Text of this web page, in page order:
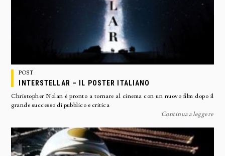
POST
INTERSTELLAR – IL POSTER ITALIANO
Christopher Nolan è pronto a tornare al cinema con un nuovo film dopo il
grande successo di pubblico e critica
Continua a leggere